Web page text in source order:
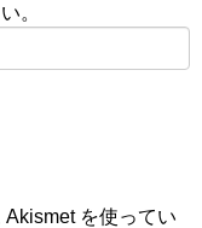
。
を使ってい